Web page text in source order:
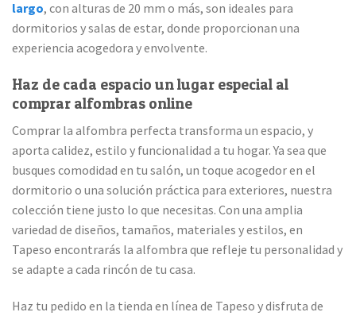
largo, con alturas de 20 mm o más, son ideales para
dormitorios y salas de estar, donde proporcionan una
experiencia acogedora y envolvente.
Haz de cada espacio un lugar especial al
comprar alfombras online
Comprar la alfombra perfecta transforma un espacio, y
aporta calidez, estilo y funcionalidad a tu hogar. Ya sea que
busques comodidad en tu salón, un toque acogedor en el
dormitorio o una solución práctica para exteriores, nuestra
colección tiene justo lo que necesitas. Con una amplia
variedad de diseños, tamaños, materiales y estilos, en
Tapeso encontrarás la alfombra que refleje tu personalidad y
se adapte a cada rincón de tu casa.
Haz tu pedido en la tienda en línea de Tapeso y disfruta de